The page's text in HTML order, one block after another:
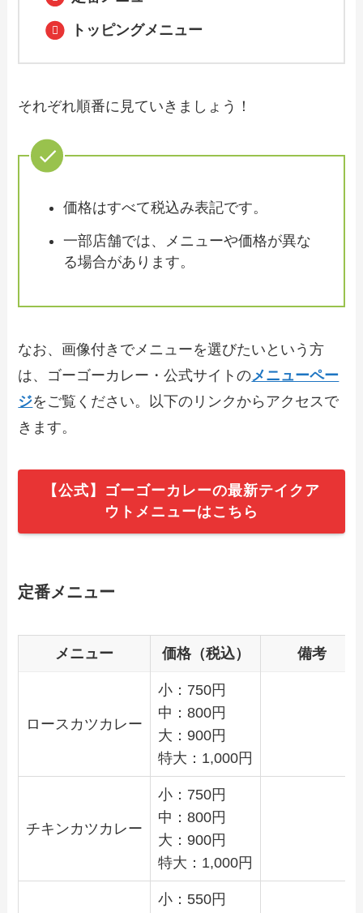
イクアウト（お持ち帰り）メニューは？
覧！予約・注文方法やキャンペーン情報
も解説
【2024年最新】とんかつ和幸で人気のテ
【2024年最新】平禄寿司で人気のテイク
アウト（お持ち帰り）メニューは？おす
すめ商品や予約・注文方法も紹介
の持ち帰りメニューは？単品やセットメ
ニューのテイクアウトも解説
【2024年最新】富士そばのテイクアウト
（お持ち帰り）メニュー一覧！予約・注
【2024年最新】三田製麺所のテイクアウ
ト（お持ち帰り）メニュー一覧！予約・
注文方法やキャンペーン情報も解説
トッピングメニュー
それぞれ順番に見ていきましょう！
価格はすべて税込み表記です。
一部店舗では、メニューや価格が異な
る場合があります。
なお、画像付きでメニューを選びたいという方
は、ゴーゴーカレー・公式サイトのメニューペー
ジをご覧ください。以下のリンクからアクセスで
きます。
【公式】ゴーゴーカレーの最新テイクア
ウトメニューはこちら
定番メニュー
メニュー 価格（税込） 備考
ロースカツカレー
小：750円
中：800円
大：900円
特大：1,000円
チキンカツカレー
小：750円
中：800円
大：900円
特大：1,000円
小：550円